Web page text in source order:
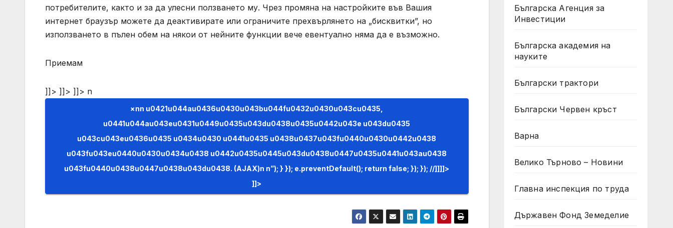
потребителите, както и за да улесни ползването му. Чрез промяна на настройките във Вашия
интернет браузър можете да деактивирате или ограничите прехвърлянето на „бисквитки”, но
използването в пълен обем на някои от нейните функции вече евентуално няма да е възможно.
Приемам
]]> ]]> ]]> n
×nn u0421u044au0436u0430u043bu044fu0432u0430u043cu0435,
u0441u044au043eu0431u0449u0435u043du0438u0435u0442u043e u043du0435
u043cu043eu0436u0435 u0434u0430 u0441u0435 u0438u0437u043fu0440u0430u0442u0438
u043fu043eu0440u0430u0434u0438 u0442u0435u0445u043du0438u0447u0435u0441u043au0438
u043fu0440u0438u0447u0438u043du0438. (AJAX)n n”); } }); e.preventDefault(); return false; }); }); //]]]]>
]]>
Българска Агенция за
Инвестиции
Българска академия на
науките
Български трактори
Български Червен кръст
Варна
Велико Търново – Новини
Главна инспекция по труда
Държавен Фонд Земеделие